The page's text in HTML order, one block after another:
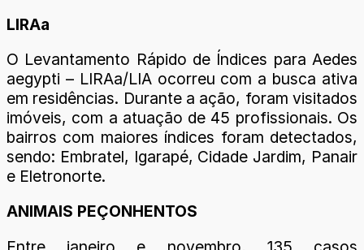
LIRAa
O Levantamento Rápido de Índices para Aedes
aegypti – LIRAa/LIA ocorreu com a busca ativa
em residências. Durante a ação, foram visitados
imóveis, com a atuação de 45 profissionais. Os
bairros com maiores índices foram detectados,
sendo: Embratel, Igarapé, Cidade Jardim, Panair
e Eletronorte.
ANIMAIS PEÇONHENTOS